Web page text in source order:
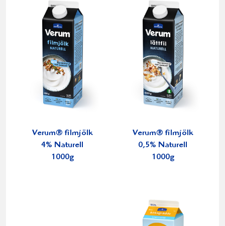
Verum® filmjölk
4% Naturell
1000g
Verum® filmjölk
0,5% Naturell
1000g